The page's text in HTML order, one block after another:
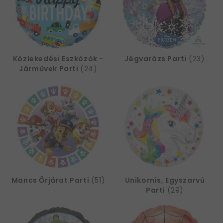
időtöltést biztosít az apró édességekkel telepakolt ide
illő pinata
is.
Ha mégsem hercegnő-rajongó, akkor aHableány,
UnikornisvagyMinnie Egér
téma lesz a nyerő
szülinapi dekoráció kislánynak.
Szülinapi dekoráció kisfiúnak
másmilyenek, mint egy lánynak rendezett szülinapi
zsúr esetében.Elevenítsd meg például a cirkusz
hangulatát!Ha a te gyermeked is gyakran rágja a
füled, hogy vidd el őt cirkuszba, akkor itt az ideje,
hogyrendezz neki egy tematikus partit!
A party
kellékek között van minden, ami a cirkuszok
varázslatos világát idéző bulihoz kell, már csak
pattogatott kukoricáról, bohóc-orrokról és egy
Na jó, az elefánt talán kicsit túlzás lenne… :)
Naná, hogy azt is
tartunk! Nálunk focis party kellékek hatalmas
Közlekedési Eszközök -
Járművek Parti (24)
Jégvarázs Parti (23)
Mancs Őrjárat Parti (51)
Unikornis, Egyszarvú
Parti (29)